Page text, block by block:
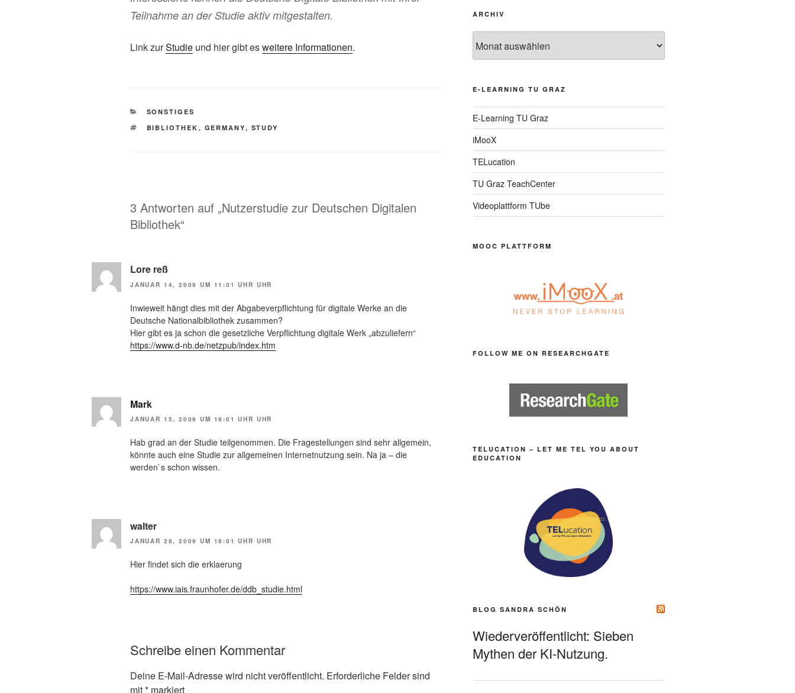
Teilnahme an der Studie aktiv mitgestalten.
Link zurStudie und hier gibt esweitere Informationen.
KATEGORIEN
SONSTIGES
SCHLAGWÖRTER
BIBLIOTHEK , GERMANY, STUDY
3 Antworten auf „Nutzerstudie zur Deutschen Digitalen
Bibliothek“
Lore reß
JANUAR 14, 2009 UM 11:01 UHR UHR
Inwieweit hängt dies mit der Abgabeverpflichtung für digitale Werke an die
Deutsche Nationalbibliothek zusammen?
Hier gibt es ja schon die gesetzliche Verpflichtung digitale Werk „abzuliefern“
https://www.d-nb.de/netzpub/index.htm
Mark
JANUAR 15, 2009 UM 18:01 UHR UHR
Hab grad an der Studie teilgenommen. Die Fragestellungen sind sehr allgemein,
könnte auch eine Studie zur allgemeinen Internetnutzung sein. Na ja – die
werden`s schon wissen.
walter
JANUAR 28, 2009 UM 18:01 UHR UHR
Hier findet sich die erklaerung
https://www.iais.fraunhofer.de/ddb_studie.html
Schreibe einen Kommentar
Deine E-Mail-Adresse wird nicht veröffentlicht. Erforderliche Felder sind
mit* markiert
ARCHIV
E-LEARNING TU GRAZ
E-Learning TU Graz
iMooX
TELucation
TU Graz TeachCenter
Videoplattform TUbe
MOOC PLATTFORM
FOLLOW ME ON RESEARCHGATE
TELUCATION – LET ME TEL YOU ABOUT
EDUCATION
BLOG SANDRA SCHÖN
Wiederveröffentlicht: Sieben
Mythen der KI-Nutzung.